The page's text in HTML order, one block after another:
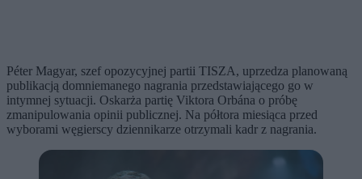
Péter Magyar, szef opozycyjnej partii TISZA, uprzedza planowaną
publikacją domniemanego nagrania przedstawiającego go w
intymnej sytuacji. Oskarża partię Viktora Orbána o próbę
zmanipulowania opinii publicznej. Na półtora miesiąca przed
wyborami węgierscy dziennikarze otrzymali kadr z nagrania.